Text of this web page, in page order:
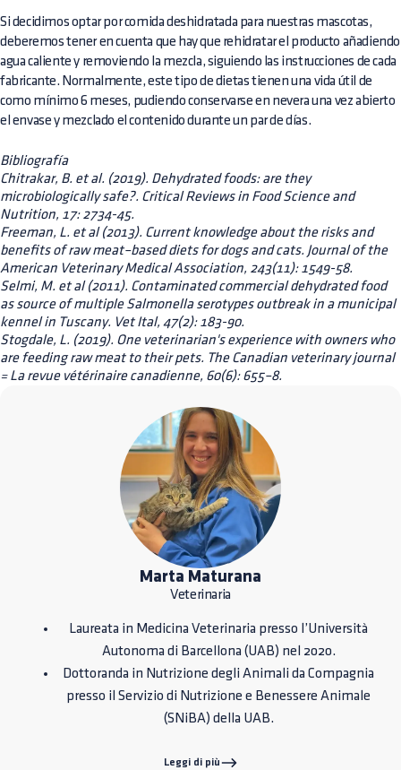
Si decidimos optar por comida deshidratada para nuestras mascotas,
deberemos tener en cuenta que hay que rehidratar el producto añadiendo
agua caliente y removiendo la mezcla, siguiendo las instrucciones de cada
fabricante. Normalmente, este tipo de dietas tienen una vida útil de
como mínimo 6 meses, pudiendo conservarse en nevera una vez abierto
el envase y mezclado el contenido durante un par de días.
Bibliografía
Chitrakar, B. et al. (2019). Dehydrated foods: are they
microbiologically safe?. Critical Reviews in Food Science and
Nutrition, 17: 2734-45.
Freeman, L. et al (2013). Current knowledge about the risks and
benefits of raw meat–based diets for dogs and cats. Journal of the
American Veterinary Medical Association, 243(11): 1549-58.
Selmi, M. et al (2011). Contaminated commercial dehydrated food
as source of multiple Salmonella serotypes outbreak in a municipal
kennel in Tuscany. Vet Ital, 47(2): 183-90.
Stogdale, L. (2019). One veterinarian's experience with owners who
are feeding raw meat to their pets. The Canadian veterinary journal
= La revue vétérinaire canadienne, 60(6): 655–8.
Marta Maturana
Veterinaria
Laureata in Medicina Veterinaria presso l’Università
Autonoma di Barcellona (UAB) nel 2020.
Dottoranda in Nutrizione degli Animali da Compagnia
presso il Servizio di Nutrizione e Benessere Animale
(SNiBA) della UAB.
Leggi di più